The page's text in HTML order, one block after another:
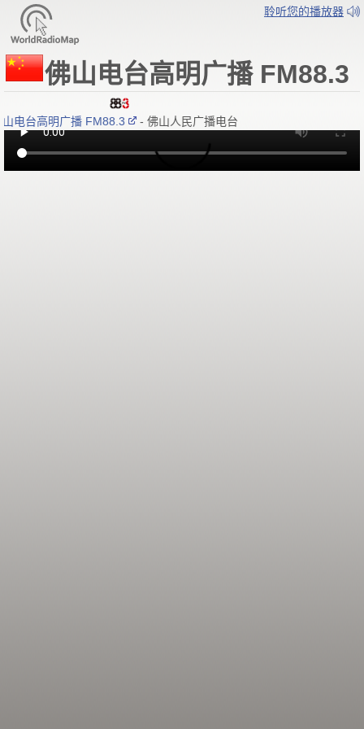
聆听您的播放器
佛山电台高明广播 FM88.3
电台高明广播 FM88.3 - 佛山人民广播电台